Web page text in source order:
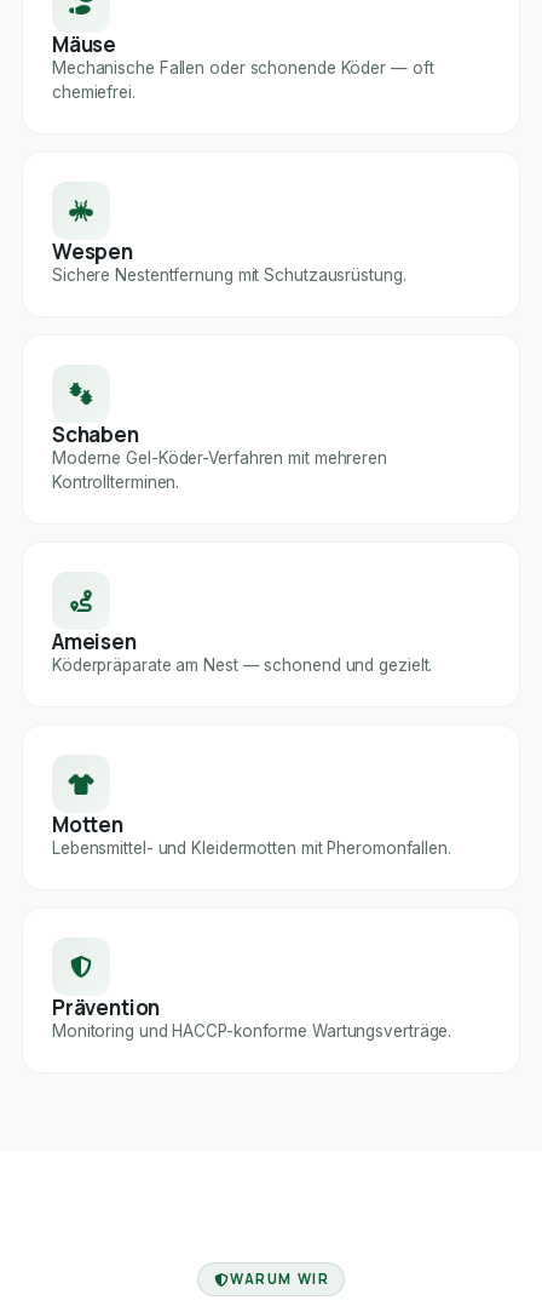
Mäuse
Mechanische Fallen oder schonende Köder — oft
chemiefrei.
Wespen
Sichere Nestentfernung mit Schutzausrüstung.
Schaben
Moderne Gel-Köder-Verfahren mit mehreren
Kontrollterminen.
Ameisen
Köderpräparate am Nest — schonend und gezielt.
Motten
Lebensmittel- und Kleidermotten mit Pheromonfallen.
Prävention
Monitoring und HACCP-konforme Wartungsverträge.
WARUM WIR